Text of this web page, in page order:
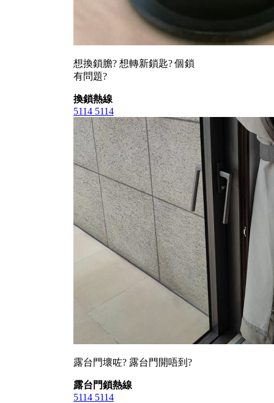
想換鎖膽? 想轉新鎖匙? 個鎖
有問題?
換鎖熱線
5114 5114
露台門壞咗? 露台門開唔到?
露台門鎖熱線
5114 5114